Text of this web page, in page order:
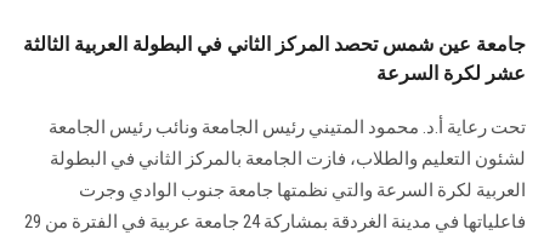
جامعة عين شمس تحصد المركز الثاني في البطولة العربية الثالثة
عشر لكرة السرعة
تحت رعاية أ.د. محمود المتيني رئيس الجامعة ونائب رئيس الجامعة
لشئون التعليم والطلاب، فازت الجامعة بالمركز الثاني في البطولة
العربية لكرة السرعة والتي نظمتها جامعة جنوب الوادي وجرت
فاعلياتها في مدينة الغردقة بمشاركة 24 جامعة عربية في الفترة من 29